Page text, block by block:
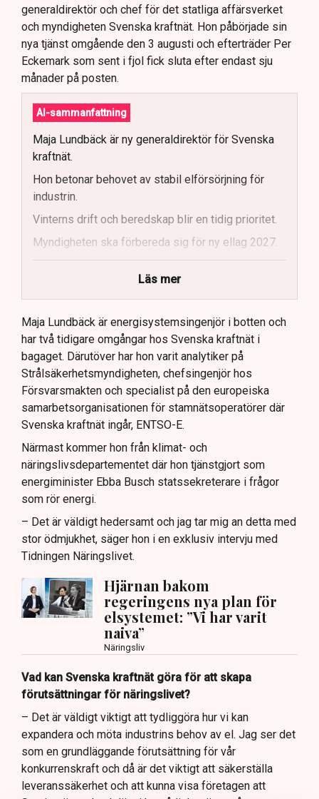
generaldirektör och chef för det statliga affärsverket
och myndigheten Svenska kraftnät. Hon påbörjade sin
nya tjänst omgående den 3 augusti och efterträder Per
Eckemark som sent i fjol fick sluta efter endast sju
månader på posten.
AI-sammanfattning
Maja Lundbäck är ny generaldirektör för Svenska
kraftnät.
Hon betonar behovet av stabil elförsörjning för
industrin.
Vinterns drift och beredskap blir en tidig prioritet.
Myndigheten ska förbereda sig för ny ellag 2027.
Maja Lundbäck vill se en mer proaktiv
Läs mer
Maja Lundbäck är energisystemsingenjör i botten och
har två tidigare omgångar hos Svenska kraftnät i
bagaget. Därutöver har hon varit analytiker på
Strålsäkerhetsmyndigheten, chefsingenjör hos
Försvarsmakten och specialist på den europeiska
samarbetsorganisationen för stamnätsoperatörer där
Svenska kraftnät ingår, ENTSO-E.
Närmast kommer hon från klimat- och
näringslivsdepartementet där hon tjänstgjort som
energiminister Ebba Busch statssekreterare i frågor
som rör energi.
– Det är väldigt hedersamt och jag tar mig an detta med
stor ödmjukhet, säger hon i en exklusiv intervju med
Tidningen Näringslivet.
Hjärnan bakom
regeringens nya plan för
elsystemet: ”Vi har varit
naiva”
Näringsliv
Vad kan Svenska kraftnät göra för att skapa
förutsättningar för näringslivet?
– Det är väldigt viktigt att tydliggöra hur vi kan
expandera och möta industrins behov av el. Jag ser det
som en grundläggande förutsättning för vår
konkurrenskraft och då är det viktigt att säkerställa
leveranssäkerhet och att kunna visa företagen att